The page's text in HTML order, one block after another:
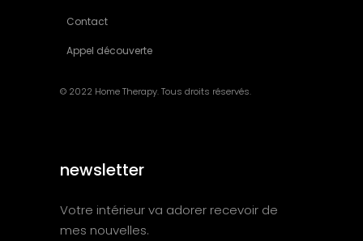
Contact
Appel découverte
© 2022 Home Therapy. Tous droits réservés.
newsletter
Votre intérieur va adorer recevoir de
mes nouvelles.